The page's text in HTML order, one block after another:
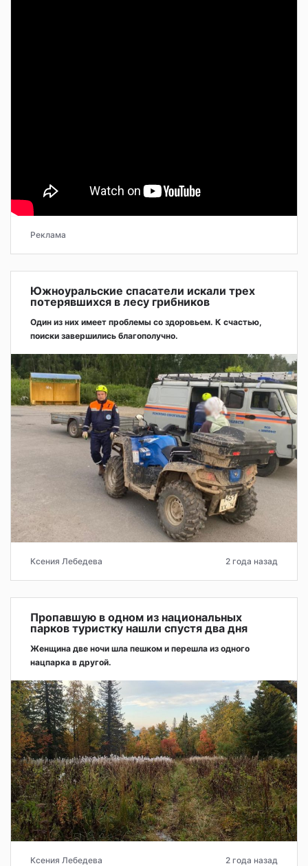
Реклама
Южноуральские спасатели искали трех
потерявшихся в лесу грибников
Один из них имеет проблемы со здоровьем. К счастью,
поиски завершились благополучно.
Ксения Лебедева 2 года назад
Пропавшую в одном из национальных
парков туристку нашли спустя два дня
Женщина две ночи шла пешком и перешла из одного
нацпарка в другой.
Ксения Лебедева 2 года назад